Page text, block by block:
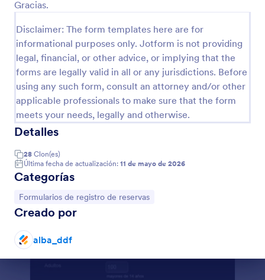
Gracias.
Disclaimer: The form templates here are for
informational purposes only. Jotform is not providing
legal, financial, or other advice, or implying that the
forms are legally valid in all or any jurisdictions. Before
using any such form, consult an attorney and/or other
applicable professionals to make sure that the form
meets your needs, legally and otherwise.
Detalles
28 Clon(es)
Última fecha de actualización: 11 de mayo de 2026
Categorías
Ir a Categoría:
Formularios de registro de reservas
Creado por
alba_ddf
Vista previa